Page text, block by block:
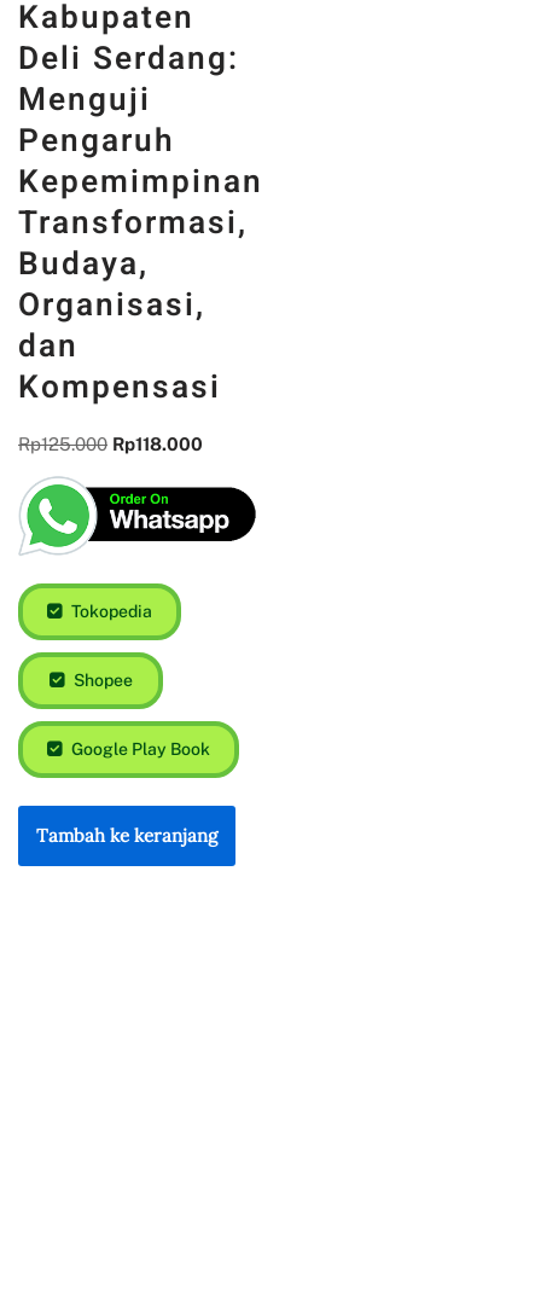
Karyawan PT.
Jayatech
Palmindo
Kabupaten
Deli Serdang:
Menguji
Pengaruh
Kepemimpinan
Transformasi,
Budaya,
Organisasi,
dan
Kompensasi
Tokopedia
Google Play Book